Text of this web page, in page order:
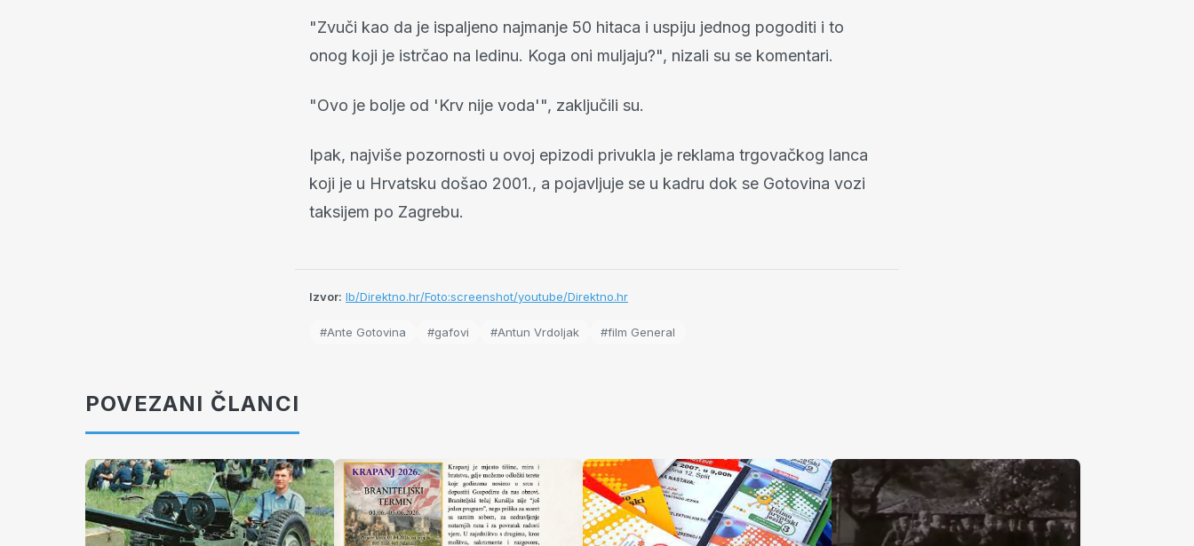
"Zvuči kao da je ispaljeno najmanje 50 hitaca i uspiju jednog pogoditi i to
onog koji je istrčao na ledinu. Koga oni muljaju?", nizali su se komentari.
"Ovo je bolje od 'Krv nije voda'", zaključili su.
Ipak, najviše pozornosti u ovoj epizodi privukla je reklama trgovačkog lanca
koji je u Hrvatsku došao 2001., a pojavljuje se u kadru dok se Gotovina vozi
taksijem po Zagrebu.
Izvor: lb/Direktno.hr/Foto:screenshot/youtube/Direktno.hr
#Ante Gotovina #gafovi #Antun Vrdoljak #film General
POVEZANI ČLANCI